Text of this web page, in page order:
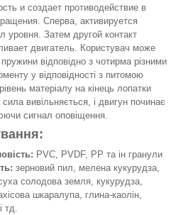
и создает противодействие в
Сперва, активируется
уровня. Затем другой контакт
двигатель. Користувач може
відповідно з чотирма різними
у відповідності з питомою
матеріалу на кінець лопатки
вивільняється, і двигун починає
сигнал оповіщення.
PVC, PVDF, PP та ін гранули
зерновий пил, мелена кукурудза,
солодова земля, кукурудза,
шкаралупа, глина-каолін,
тд.